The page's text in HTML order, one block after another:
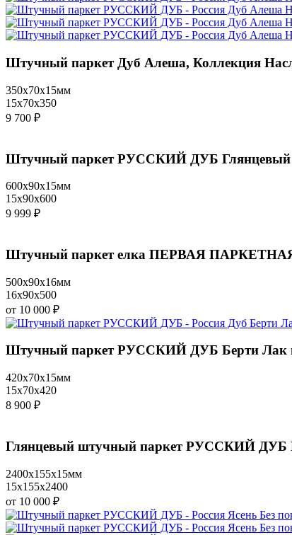
Штучный паркет Дуб Алеша, Коллекция
350x70x15мм
15x70x350
9 700 ₽
Штучный паркет РУССКИЙ ДУБ Глянцевый
600x90x15мм
15x90x600
9 999 ₽
Штучный паркет елка ПЕРВАЯ
500x90x16мм
16x90x500
от 10 000 ₽
Штучный паркет РУССКИЙ ДУБ Берти Лак
420x70x15мм
15x70x420
8 900 ₽
Глянцевый штучный паркет РУССКИЙ ДУБ
2400x155x15мм
15x155x2400
от 10 000 ₽